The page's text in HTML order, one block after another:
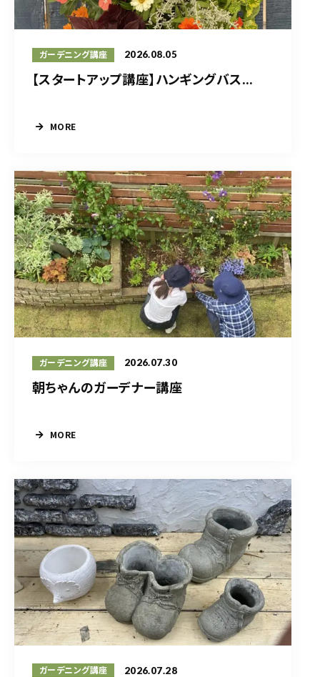
ガーデニング講座 2026.08.05
【スタートアップ講座】ハンギングバス...
MORE
ガーデニング講座 2026.07.30
朝ちゃんのガーデナー講座
MORE
ガーデニング講座 2026.07.28